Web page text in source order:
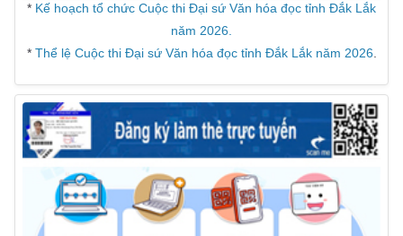
* Kế hoạch tổ chức Cuộc thi Đại sứ Văn hóa đọc tỉnh Đắk Lắk
năm 2026.
* Thể lệ Cuộc thi Đại sứ Văn hóa đọc tỉnh Đắk Lắk năm 2026.